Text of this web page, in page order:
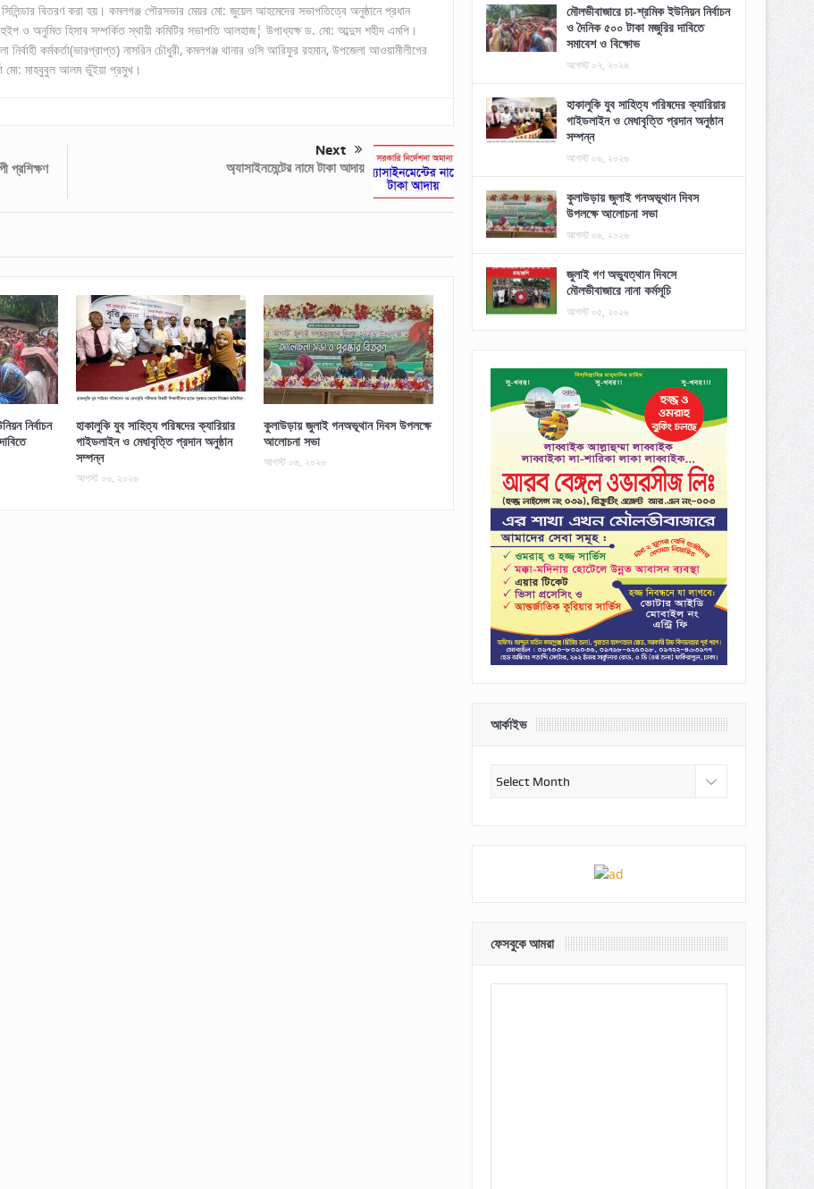
বিতরণ করা হয়। কমলগঞ্জ পৌরসভার মেয়র মো: জুয়েল আহমেদের সভাপতিত্বে অনুষ্ঠানে প্রধান
হুইপ ও অনুমিত হিসাব সম্পর্কিত স্থায়ী কমিটির সভাপতি আলহাজ¦ উপাধ্যক্ষ ড. মো: আব্দুস শহীদ এমপি।
কর্মকর্তা(ভারপ্রাপ্ত) নাসরিন চৌধুরী, কমলগঞ্জ থানার ওসি আরিফুর রহমান, উপজেলা আওয়ামীলীগের
মো: মাহবুবুল আলম ভুঁইয়া প্রমুখ।
প্রশিক্ষণ
Next
অ্যাসাইনমেন্টের নামে টাকা আদায়
নির্বাচন
হাকালুকি যুব সাহিত্য পরিষদের ক্যারিয়ার
গাইডলাইন ও মেধাবৃত্তি প্রদান অনুষ্ঠান
সম্পন্ন
আগস্ট ০৬, ২০২৬
কুলাউড়ায় জুলাই গনঅভূথান দিবস উপলক্ষে
আলোচনা সভা
আগস্ট ০৬, ২০২৬
মৌলভীবাজারে চা-শ্রমিক ইউনিয়ন নির্বাচন
ও দৈনিক ৫০০ টাকা মজুরির দাবিতে
সমাবেশ ও বিক্ষোভ
আগস্ট ০৭, ২০২৬
হাকালুকি যুব সাহিত্য পরিষদের ক্যারিয়ার
গাইডলাইন ও মেধাবৃত্তি প্রদান অনুষ্ঠান
সম্পন্ন
আগস্ট ০৬, ২০২৬
কুলাউড়ায় জুলাই গনঅভূথান দিবস
উপলক্ষে আলোচনা সভা
আগস্ট ০৬, ২০২৬
জুলাই গণ অভ্যুত্থান দিবসে
মৌলভীবাজারে নানা কর্মসূচি
আগস্ট ০৫, ২০২৬
আর্কাইভ
আর্কাইভ
ফেসবুকে আমরা